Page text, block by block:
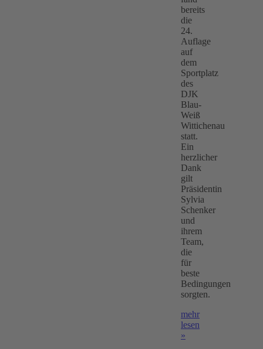
bereits
die
24.
Auflage
auf
dem
Sportplatz
des
DJK
Blau-
Weiß
Wittichenau
statt.
Ein
herzlicher
Dank
gilt
Präsidentin
Sylvia
Schenker
und
ihrem
Team,
die
für
beste
Bedingungen
sorgten.
mehr
lesen
»